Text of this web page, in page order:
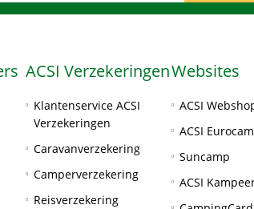
ACSI Verzekeringen
Klantenservice ACSI
Verzekeringen
Caravanverzekering
Camperverzekering
Reisverzekering
Websites
ACSI
ACSI
Suncamp
ACSI